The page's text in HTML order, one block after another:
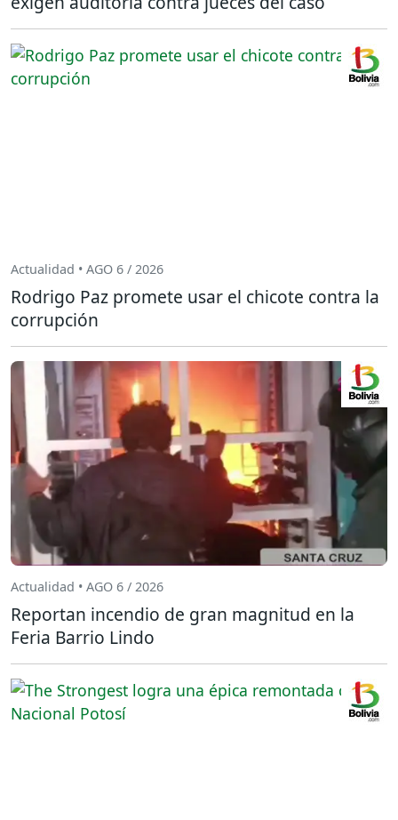
Actualidad • AGO 6 / 2026
Rodrigo Paz promete usar el chicote contra la
corrupción
Actualidad • AGO 6 / 2026
Reportan incendio de gran magnitud en la
Feria Barrio Lindo